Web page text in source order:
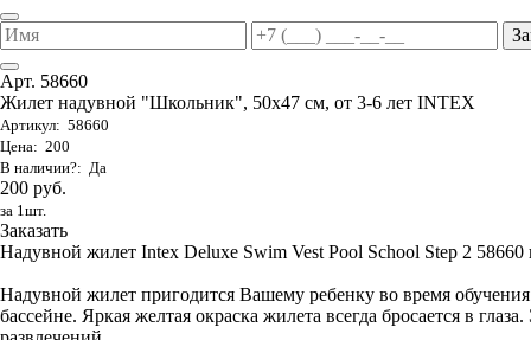
Арт. 58660
Жилет надувной "Школьник", 50х47 см, от 3-6 лет INTEX
Артикул: 58660
Цена: 200
В наличии?: Да
200 руб.
за 1шт.
Заказать
Надувной жилет Intex Deluxe Swim Vest Pool School Step 2 58660
Надувной жилет пригодится Вашему ребенку во время
бассейне. Яркая желтая окраска жилета всегда бросается в